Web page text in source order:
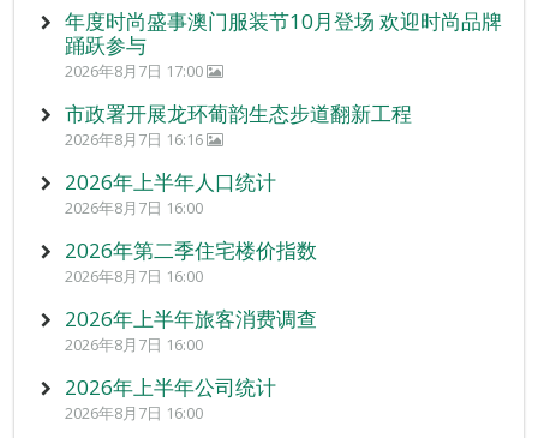
年度时尚盛事澳门服装节10月登场 欢迎时尚品牌
踊跃参与
2026年8月7日 17:00
市政署开展龙环葡韵生态步道翻新工程
2026年8月7日 16:16
2026年上半年人口统计
2026年8月7日 16:00
2026年第二季住宅楼价指数
2026年8月7日 16:00
2026年上半年旅客消费调查
2026年8月7日 16:00
2026年上半年公司统计
2026年8月7日 16:00